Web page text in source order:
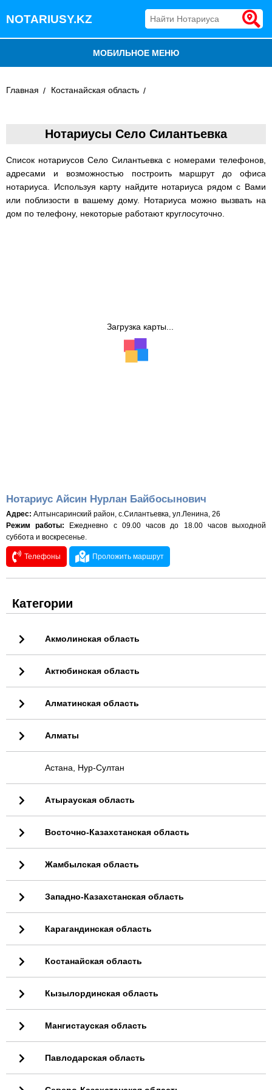
NOTARIUSY.KZ
МОБИЛЬНОЕ МЕНЮ
НОТАРИУСЫ КАЗАХСТАНА
Главная Костанайская область
Нотариусы Село Силантьевка
Список нотариусов Село Силантьевка с номерами телефонов,
адресами и возможностью построить маршрут до офиса
нотариуса. Используя карту найдите нотариуса рядом с Вами
или поблизости в вашему дому. Нотариуса можно вызвать на
дом по телефону, некоторые работают круглосуточно.
Загрузка карты...
Нотариус Айсин Нурлан Байбосынович
Адрес: Алтынсаринский район, с.Силантьевка, ул.Ленина, 26
Режим работы: Ежедневно с 09.00 часов до 18.00 часов выходной
суббота и воскресенье.
Телефоны Проложить маршрут
Категории
Акмолинская область
Актюбинская область
Алматинская область
Алматы
Астана, Нур-Султан
Атырауская область
Восточно-Казахстанская область
Жамбылская область
Западно-Казахстанская область
Карагандинская область
Костанайская область
Кызылординская область
Мангистауская область
Павлодарская область